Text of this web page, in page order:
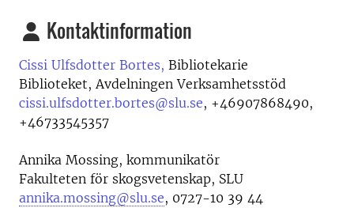
Kontaktinformation
Cissi Ulfsdotter Bortes, Bibliotekarie
Biblioteket, Avdelningen Verksamhetsstöd
cissi.ulfsdotter.bortes@slu.se, +46907868490,
+46733545357
Annika Mossing, kommunikatör
Fakulteten för skogsvetenskap, SLU
annika.mossing@slu.se, 0727-10 39 44